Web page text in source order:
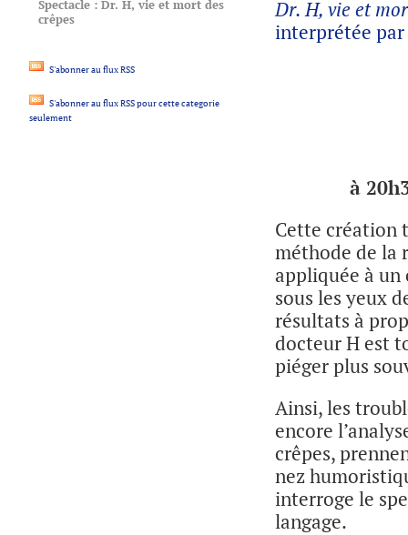
Spectacle : Dr. H, vie et mort des
crêpes
S'abonner au flux RSS
S'abonner au flux RSS pour cette categorie
seulement
Dr. H, vie et
interprétée
à
Cette création
méthode de la
appliquée à
sous les yeux
résultats à
docteur H est
piéger plus
Ainsi, les
encore
crêpes,
nez
interroge le
langage.